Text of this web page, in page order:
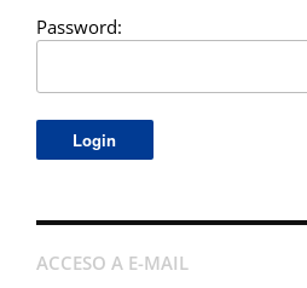
Password:
ACCESO A E-MAIL